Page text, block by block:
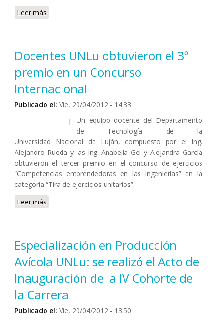
Leer más
Docentes UNLu obtuvieron el 3º
premio en un Concurso
Internacional
Publicado el: Vie, 20/04/2012 - 14:33
Un equipo docente del Departamento
de Tecnología de la
Universidad Nacional de Luján, compuesto por el Ing.
Alejandro Rueda y las ing. Anabella Gei y Alejandra García
obtuvieron el tercer premio en el concurso de ejercicios
“Competencias emprendedoras en las ingenierías” en la
categoría “Tira de ejercicios unitarios”.
Leer más
Especialización en Producción
Avícola UNLu: se realizó el Acto de
Inauguración de la IV Cohorte de
la Carrera
Publicado el: Vie, 20/04/2012 - 13:50